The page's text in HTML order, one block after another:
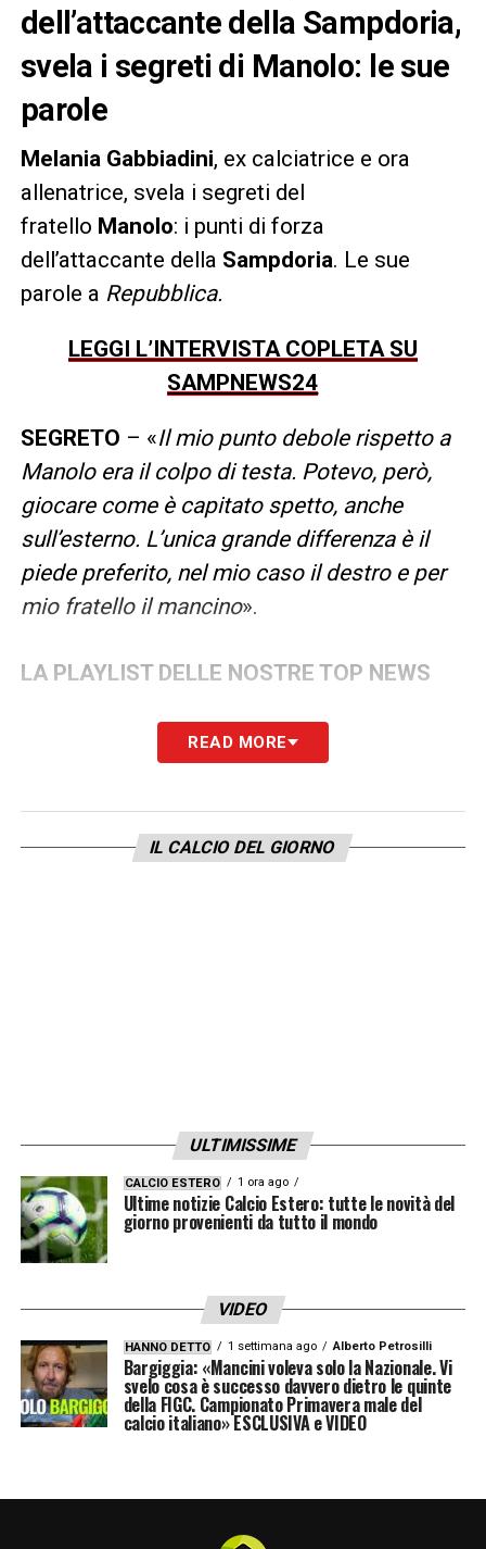
dell’attaccante della Sampdoria,
svela i segreti di Manolo: le sue
parole
Melania Gabbiadini, ex calciatrice e ora
allenatrice, svela i segreti del
fratello Manolo: i punti di forza
dell’attaccante della Sampdoria. Le sue
parole a Repubblica.
LEGGI L’INTERVISTA COPLETA SU
SAMPNEWS24
SEGRETO – «Il mio punto debole rispetto a
Manolo era il colpo di testa. Potevo, però,
giocare come è capitato spetto, anche
sull’esterno. L’unica grande differenza è il
piede preferito, nel mio caso il destro e per
mio fratello il mancino».
LA PLAYLIST DELLE NOSTRE TOP NEWS
READ MORE
IL CALCIO DEL GIORNO
ULTIMISSIME
CALCIO ESTERO 1 ora ago
Ultime notizie Calcio Estero: tutte le novità del
giorno provenienti da tutto il mondo
VIDEO
HANNO DETTO 1 settimana ago Alberto Petrosilli
Bargiggia: «Mancini voleva solo la Nazionale. Vi
svelo cosa è successo davvero dietro le quinte
della FIGC. Campionato Primavera male del
calcio italiano» ESCLUSIVA e VIDEO